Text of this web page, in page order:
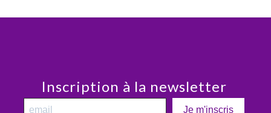
Inscription à la newsletter
Je m'inscris